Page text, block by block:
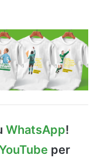
WhatsApp!
per